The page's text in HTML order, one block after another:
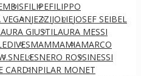
FILIPEFILIPPO
VEGANJEZZIJOLIEJOSEF SEIBEL
GIUSTILAURA MESSI
MAMMAMIAMARCO
NELESNERO ROSSINESSI
CARDINPILAR MONET